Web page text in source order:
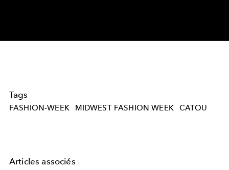
Tags
FASHION-WEEK MIDWEST FASHION WEEK CATOU
Articles associés